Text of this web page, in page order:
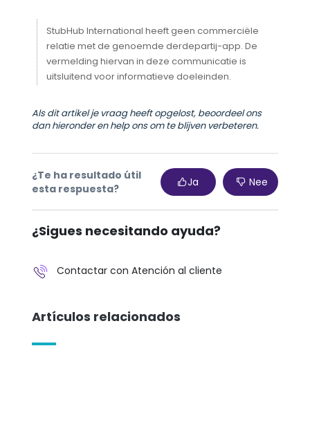
StubHub International heeft geen commerciële
relatie met de genoemde derdepartij-app. De
vermelding hiervan in deze communicatie is
uitsluitend voor informatieve doeleinden.
Als dit artikel je vraag heeft opgelost, beoordeel ons
dan hieronder en help ons om te blijven verbeteren.
¿Te ha resultado útil
esta respuesta?
Ja Nee
¿Sigues necesitando ayuda?
Contactar con Atención al cliente
Artículos relacionados